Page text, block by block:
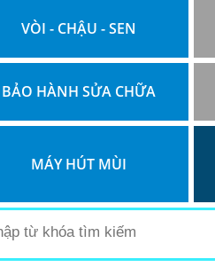
VÒI - CHẬU - SEN
BẢO HÀNH SỬA CHỮA
MÁY HÚT MÙI